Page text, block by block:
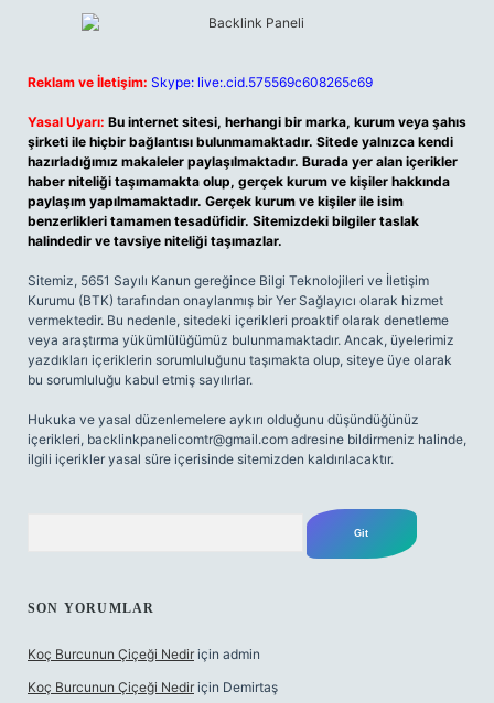
Reklam ve İletişim: Skype: live:.cid.575569c608265c69
Yasal Uyarı: Bu internet sitesi, herhangi bir marka, kurum veya şahıs
şirketi ile hiçbir bağlantısı bulunmamaktadır. Sitede yalnızca kendi
hazırladığımız makaleler paylaşılmaktadır. Burada yer alan içerikler
haber niteliği taşımamakta olup, gerçek kurum ve kişiler hakkında
paylaşım yapılmamaktadır. Gerçek kurum ve kişiler ile isim
benzerlikleri tamamen tesadüfidir. Sitemizdeki bilgiler taslak
halindedir ve tavsiye niteliği taşımazlar.
Sitemiz, 5651 Sayılı Kanun gereğince Bilgi Teknolojileri ve İletişim
Kurumu (BTK) tarafından onaylanmış bir Yer Sağlayıcı olarak hizmet
vermektedir. Bu nedenle, sitedeki içerikleri proaktif olarak denetleme
veya araştırma yükümlülüğümüz bulunmamaktadır. Ancak, üyelerimiz
yazdıkları içeriklerin sorumluluğunu taşımakta olup, siteye üye olarak
bu sorumluluğu kabul etmiş sayılırlar.
Hukuka ve yasal düzenlemelere aykırı olduğunu düşündüğünüz
içerikleri, backlinkpanelicomtr@gmail.com adresine bildirmeniz halinde,
ilgili içerikler yasal süre içerisinde sitemizden kaldırılacaktır.
SON YORUMLAR
Koç Burcunun Çiçeği Nedir için admin
Koç Burcunun Çiçeği Nedir için Demirtaş